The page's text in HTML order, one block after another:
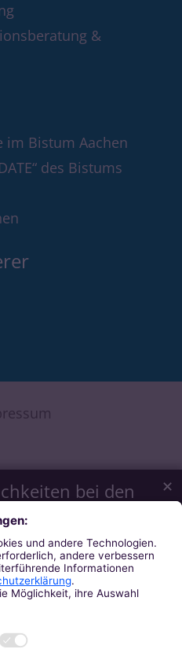
bei den
Datenschutz
Webseiten-Erlebnis bieten.
die für das Funktionieren
sind. Mit Ihrer Zustimmung
andere Technologien, die
über Youtube, Audios
MapTiler ...) oder zu
Sie zulassen möchten.
Basis Ihrer Einstellungen
✕
&
im Bistum Aachen
des Bistums